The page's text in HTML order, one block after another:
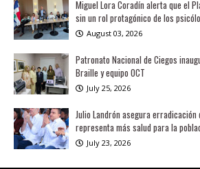
Miguel Lora Coradín alerta que el
sin un rol protagónico de los
August 03, 2026
Patronato Nacional de Ciegos
Braille y equipo OCT
July 25, 2026
Julio Landrón asegura erradicación
representa más salud para la
July 23, 2026